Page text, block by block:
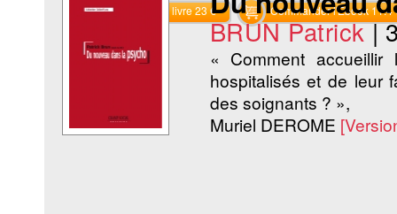
Commander le livre 23 € Commander l'Ebook 11.4
BRUN Patrick |
« Comment accueillir
hospitalisés et de leur
des soignants ? »,
Muriel DEROME